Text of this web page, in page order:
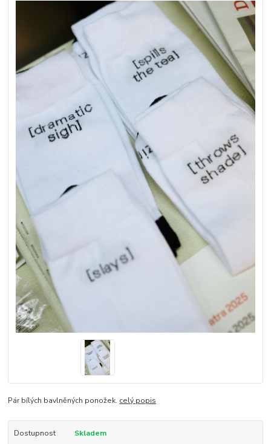
Pár bílých bavlněných ponožek. celý popis
Dostupnost
Skladem